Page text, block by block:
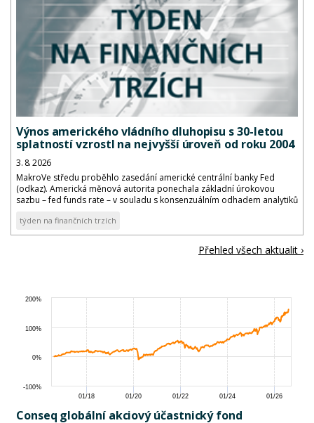
Výnos amerického vládního dluhopisu s 30-letou
splatností vzrostl na nejvyšší úroveň od roku 2004
3. 8. 2026
MakroVe středu proběhlo zasedání americké centrální banky Fed
(odkaz). Americká měnová autorita ponechala základní úrokovou
sazbu – fed funds rate – v souladu s konsenzuálním odhadem analytiků
týden na finančních trzích
Přehled všech aktualit ›
01/18 01/20 01/22 01/24 01/26
-100%
0%
100%
200%
Conseq globální akciový účastnický fond